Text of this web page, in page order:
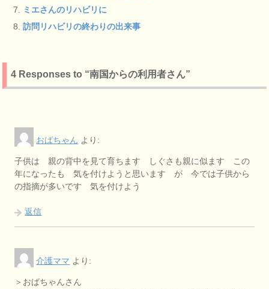
ミエさんのリハビリに
訪問リハビリの終わりの出来事
4 Responses to “南国からの利用者さん”
おばちゃん より:
子供は 親の背中を見て育ちます しぐさも親に似ます この
年になったも 気を付けようと思います が 今では子供から
の指摘が多いです 気を付けよう
返信
介護ママ より:
＞おばちゃんさん